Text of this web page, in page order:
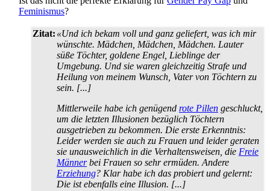
Feminismus?
Zitat: «Und ich bekam voll und ganz geliefert, was ich mir
wünschte. Mädchen, Mädchen, Mädchen. Lauter
süße Töchter, goldene Engel, Lieblinge der
Umgebung. Und sie waren gleichzeitig Strafe und
Heilung von meinem Wunsch, Vater von Töchtern zu
sein. [...]
Mittlerweile habe ich genügend rote Pillen geschluckt,
um die letzten Illusionen bezüglich Töchtern
ausgetrieben zu bekommen. Die erste Erkenntnis:
Leider werden sie auch zu Frauen und leider geraten
sie unausweichlich in die Verhaltens­weisen, die Freie
Männerbei Frauen so sehr ermüden. Andere
Erziehung? Klar habe ich das probiert und gelernt:
Die ist ebenfalls eine Illusion. [...]